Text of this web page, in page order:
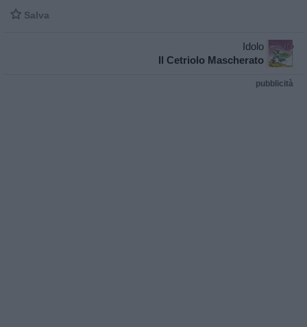
 Salva
Idolo
Il Cetriolo Mascherato
pubblicità